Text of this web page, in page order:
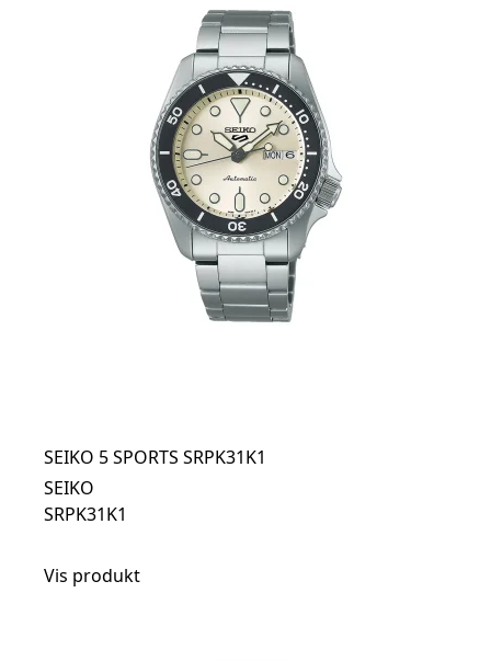
SEIKO 5 SPORTS SRPK31K1
SEIKO
SRPK31K1
Vis produkt